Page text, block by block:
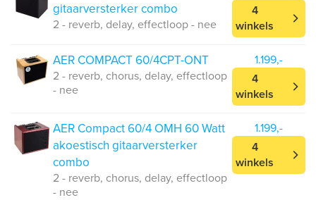
gitaarversterker combo
2 - reverb, delay, effectloop - nee
4
winkels
AER COMPACT 60/4CPT-ONT
2 - reverb, chorus, delay, effectloop
- nee
1.199,-
4
winkels
AER Compact 60/4 OMH 60 Watt
akoestisch gitaarversterker
combo
2 - reverb, chorus, delay, effectloop
- nee
1.199,-
4
winkels